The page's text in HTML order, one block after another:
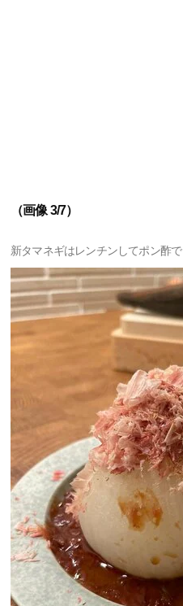
（画像 3/7）
新タマネギはレンチンしてポン酢で